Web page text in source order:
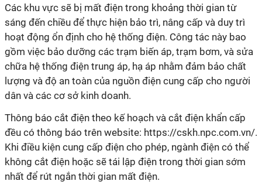
Các khu vực sẽ bị mất điện trong khoảng thời gian từ
sáng đến chiều để thực hiện bảo trì, nâng cấp và duy trì
hoạt động ổn định cho hệ thống điện. Công tác này bao
gồm việc bảo dưỡng các trạm biến áp, trạm bơm, và sửa
chữa hệ thống điện trung áp, hạ áp nhằm đảm bảo chất
lượng và độ an toàn của nguồn điện cung cấp cho người
dân và các cơ sở kinh doanh.
Thông báo cắt điện theo kế hoạch và cắt điện khẩn cấp
đều có thông báo trên website: https://cskh.npc.com.vn/.
Khi điều kiện cung cấp điện cho phép, ngành điện có thể
không cắt điện hoặc sẽ tái lập điện trong thời gian sớm
nhất để rút ngắn thời gian mất điện.